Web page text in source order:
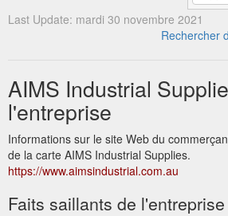
Last Update: mardi 30 novembre 2021
Rechercher
AIMS Industrial
l'entreprise
Informations sur le site Web du
de la carte AIMS Industrial Supplies.
https://www.aimsindustrial.com.au
Faits saillants de l'entreprise